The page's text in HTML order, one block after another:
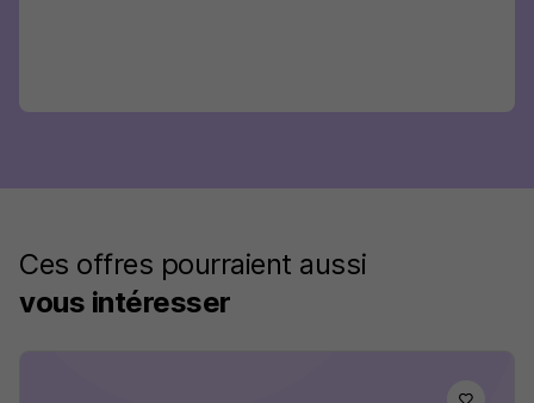
Ces offres pourraient aussi
vous intéresser